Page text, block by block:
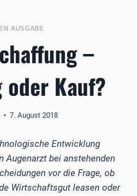
AUSGABE
–
oder Kauf?
7. August 2018
Entwicklung
Augenarzt bei anstehenden
vor die Frage, ob
Wirtschaftsgut leasen oder